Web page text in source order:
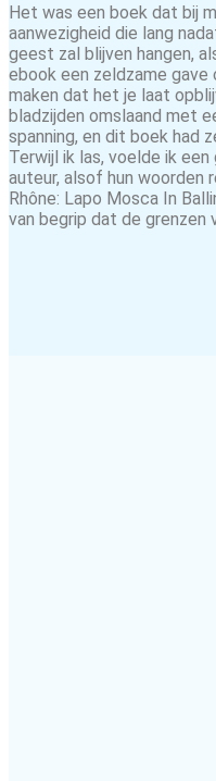
Het was een boek dat bij
aanwezigheid die lang
geest zal blijven hangen,
ebook een zeldzame gave
maken dat het je laat
bladzijden omslaand met
spanning, en dit boek had
Terwijl ik las, voelde ik
auteur, alsof hun
Rhône: Lapo Mosca In
van begrip dat de grenzen